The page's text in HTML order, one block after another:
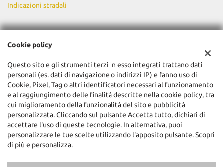
Indicazioni stradali
Dati fiscali:
Via Francesca V.P. 953, Monsummano Terme (PT)
C.F/P.IVA:01904480470
Registro delle imprese:PT
Cookie policy
Questo sito e gli strumenti terzi in esso integrati trattano dati
personali (es. dati di navigazione o indirizzi IP) e fanno uso di
Cookie, Pixel, Tag o altri identificatori necessari al funzionamento
e al raggiungimento delle finalità descritte nella cookie policy, tra
cui miglioramento della funzionalità del sito e pubblicità
personalizzata. Cliccando sul pulsante Accetta tutto, dichiari di
accettare l'uso di queste tecnologie. In alternativa, puoi
personalizzare le tue scelte utilizzando l'apposito pulsante. Scopri
di più e personalizza.